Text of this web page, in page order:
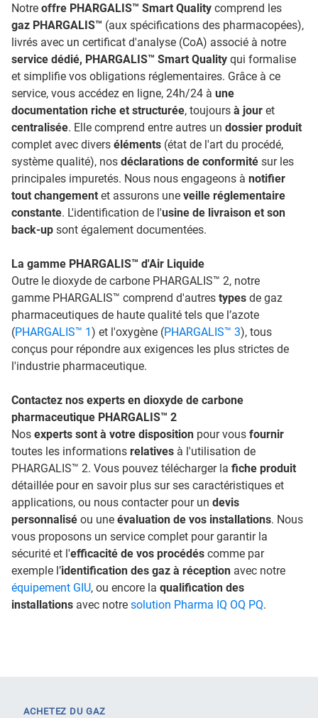
Notre offre PHARGALIS™ Smart Quality comprend les
gaz PHARGALIS™ (aux spécifications des pharmacopées),
livrés avec un certificat d'analyse (CoA) associé à notre
service dédié, PHARGALIS™ Smart Quality qui formalise
et simplifie vos obligations réglementaires. Grâce à ce
service, vous accédez en ligne, 24h/24 à une
documentation riche et structurée, toujours à jour et
centralisée. Elle comprend entre autres un dossier produit
complet avec divers éléments (état de l'art du procédé,
système qualité), nos déclarations de conformité sur les
principales impuretés. Nous nous engageons à notifier
tout changement et assurons une veille réglementaire
constante. L'identification de l'usine de livraison et son
back-up sont également documentées.
La gamme PHARGALIS™ d'Air Liquide
Outre le dioxyde de carbone PHARGALIS™ 2, notre
gamme PHARGALIS™ comprend d'autres types de gaz
pharmaceutiques de haute qualité tels que l’azote
(PHARGALIS™ 1) et l'oxygène (PHARGALIS™ 3), tous
conçus pour répondre aux exigences les plus strictes de
l'industrie pharmaceutique.
Contactez nos experts en dioxyde de carbone
pharmaceutique PHARGALIS™ 2
Nos experts sont à votre disposition pour vous fournir
toutes les informations relatives à l'utilisation de
PHARGALIS™ 2. Vous pouvez télécharger la fiche produit
détaillée pour en savoir plus sur ses caractéristiques et
applications, ou nous contacter pour un devis
personnalisé ou une évaluation de vos installations. Nous
vous proposons un service complet pour garantir la
sécurité et l'efficacité de vos procédés comme par
exemple l’identification des gaz à réception avec notre
équipement GIU, ou encore la qualification des
installations avec notre solution Pharma IQ OQ PQ.
ACHETEZ DU GAZ